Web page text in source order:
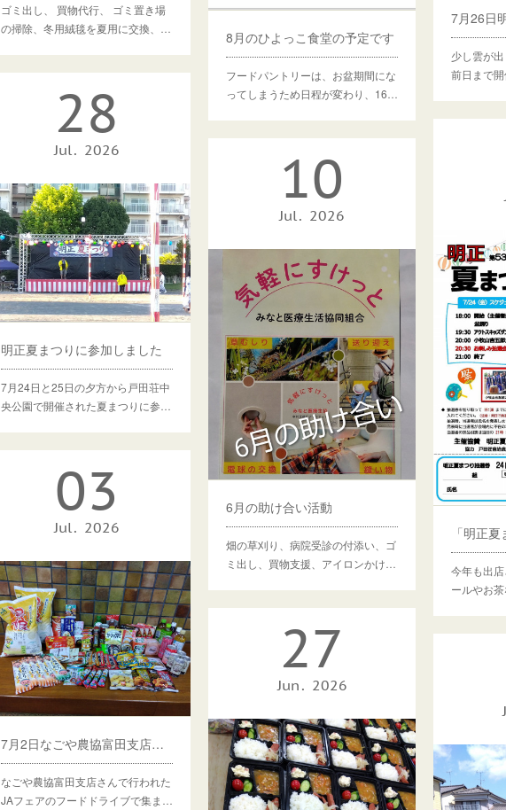
ゴミ出し、 買物代行、 ゴミ置き場
の掃除、冬用絨毯を夏用に交換、…
8月のひよっこ食堂の予定です
フードパントリーは、お盆期間にな
ってしまうため日程が変わり、16…
少し雲が出
前日まで
28
Jul 2026
明正夏まつりに参加しました
7月24日と25日の夕方から戸田荘中
央公園で開催された夏まつりに参…
今年も出
ールやお
10
Jul 2026
6月の助け合い活動
畑の草刈り、病院受診の付添い、ゴ
ミ出し、買物支援、アイロンかけ…
03
Jul 2026
7月2日なごや農協富田支店さんで食材をいただきました
なごや農協富田支店さんで行われた
JAフェアのフードドライブで集ま…
27
Jun 2026